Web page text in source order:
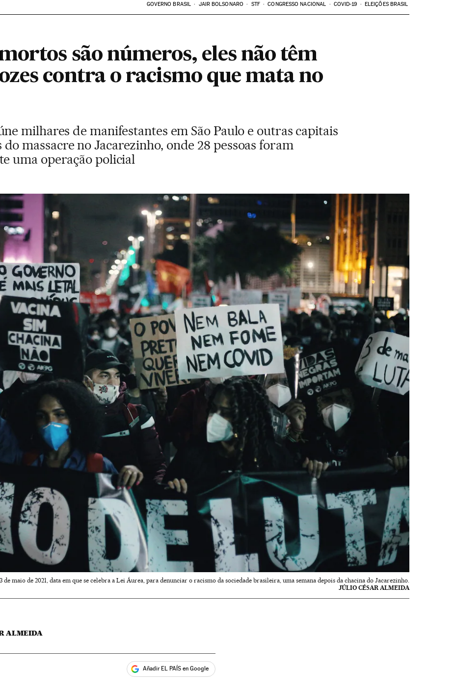
GOVERNO BRASIL JAIR BOLSONARO STF CONGRESSO NACIONAL COVID-19 ELEIÇÕES BRASIL
são números, eles não têm
contra o racismo que mata no
milhares de manifestantes em São Paulo e outras capitais
massacre no Jacarezinho, onde 28 pessoas foram
uma operação policial
de maio de 2021, data em que se celebra a Lei Áurea, para denunciar o racismo da sociedade brasileira, uma semana depois da chacina do Jacarezinho.
JÚLIO CÉSAR ALMEIDA
ALMEIDA
Añadir EL PAÍS en Google